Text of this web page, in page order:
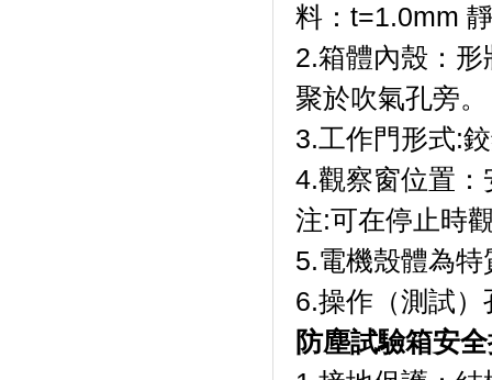
料：t=1.0mm
2.箱體內殼：
聚於吹氣孔旁。
3.工作門形式:
4.觀察窗位置
注:可在停止時觀
5.電機殼體為特質
6.操作（測試）
防塵試驗箱安